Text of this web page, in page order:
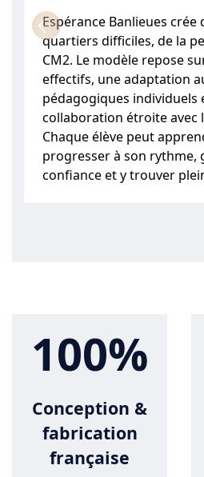
Espérance Banlieues crée
quartiers difficiles, de la
CM2. Le modèle repose
effectifs, une adaptation
pédagogiques individuels
collaboration étroite avec
Chaque élève peut
progresser à son rythme,
confiance et y trouver
100%
Conception &
fabrication
française